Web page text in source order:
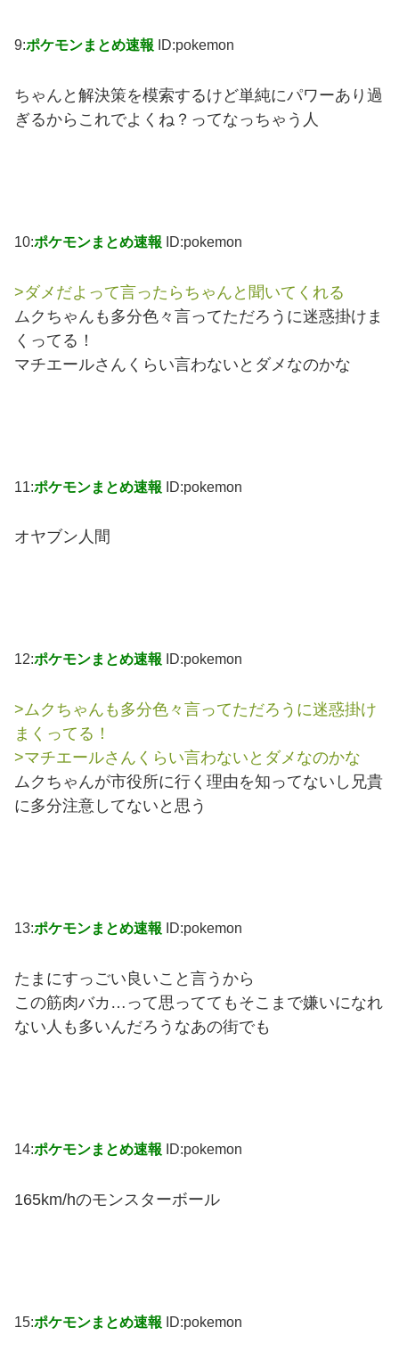
9:ポケモンまとめ速報 ID:pokemon
ちゃんと解決策を模索するけど単純にパワーあり過
ぎるからこれでよくね？ってなっちゃう人
10:ポケモンまとめ速報 ID:pokemon
>ダメだよって言ったらちゃんと聞いてくれる
ムクちゃんも多分色々言ってただろうに迷惑掛けま
くってる！
マチエールさんくらい言わないとダメなのかな
11:ポケモンまとめ速報 ID:pokemon
オヤブン人間
12:ポケモンまとめ速報 ID:pokemon
>ムクちゃんも多分色々言ってただろうに迷惑掛け
まくってる！
>マチエールさんくらい言わないとダメなのかな
ムクちゃんが市役所に行く理由を知ってないし兄貴
に多分注意してないと思う
13:ポケモンまとめ速報 ID:pokemon
たまにすっごい良いこと言うから
この筋肉バカ…って思っててもそこまで嫌いになれ
ない人も多いんだろうなあの街でも
14:ポケモンまとめ速報 ID:pokemon
165km/hのモンスターボール
15:ポケモンまとめ速報 ID:pokemon